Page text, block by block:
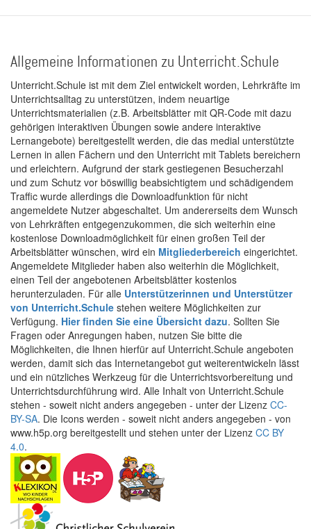
Allgemeine Informationen zu Unterricht.Schule
Unterricht.Schule ist mit dem Ziel entwickelt worden, Lehrkräfte im
Unterrichtsalltag zu unterstützen, indem neuartige
Unterrichtsmaterialien (z.B. Arbeitsblätter mit QR-Code mit dazu
gehörigen interaktiven Übungen sowie andere interaktive
Lernangebote) bereitgestellt werden, die das medial unterstützte
Lernen in allen Fächern und den Unterricht mit Tablets bereichern
und erleichtern. Aufgrund der stark gestiegenen Besucherzahl
und zum Schutz vor böswillig beabsichtigtem und schädigendem
Traffic wurde allerdings die Downloadfunktion für nicht
angemeldete Nutzer abgeschaltet. Um andererseits dem Wunsch
von Lehrkräften entgegenzukommen, die sich weiterhin eine
kostenlose Downloadmöglichkeit für einen großen Teil der
Arbeitsblätter wünschen, wird ein Mitgliederbereich eingerichtet.
Angemeldete Mitglieder haben also weiterhin die Möglichkeit,
einen Teil der angebotenen Arbeitsblätter kostenlos
herunterzuladen. Für alle Unterstützerinnen und Unterstützer
von Unterricht.Schule stehen weitere Möglichkeiten zur
Verfügung. Hier finden Sie eine Übersicht dazu. Sollten Sie
Fragen oder Anregungen haben, nutzen Sie bitte die
Möglichkeiten, die Ihnen hierfür auf Unterricht.Schule angeboten
werden, damit sich das Internetangebot gut weiterentwickeln lässt
und ein nützliches Werkzeug für die Unterrichtsvorbereitung und
Unterrichtsdurchführung wird. Alle Inhalt von Unterricht.Schule
stehen - soweit nicht anders angegeben - unter der Lizenz CC-
BY-SA. Die Icons werden - soweit nicht anders angegeben - von
www.h5p.org bereitgestellt und stehen unter der Lizenz CC BY
4.0.